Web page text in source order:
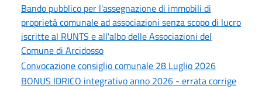
Bando pubblico per l'assegnazione di immobili di
proprietà comunale ad associazioni senza scopo di lucro
iscritte al RUNTS e all'albo delle Associazioni del
Comune di Arcidosso
Convocazione consiglio comunale 28 Luglio 2026
BONUS IDRICO integrativo anno 2026 - errata corrige